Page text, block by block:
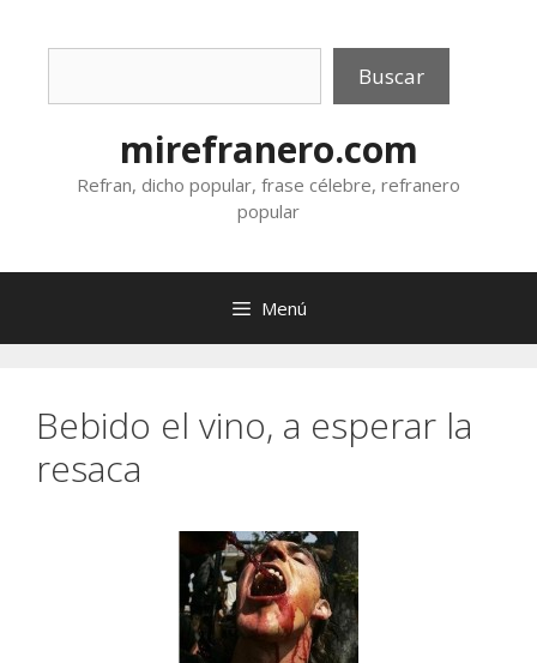
Buscar
mirefranero.com
Refran, dicho popular, frase célebre, refranero
popular
Menú
Bebido el vino, a esperar la
resaca